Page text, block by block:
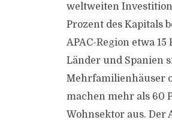
weltweiten
Prozent des Kapitals
APAC-Region etwa
Länder und Spanien
Mehrfamilienhäuser
machen mehr als 60
Wohnsektor aus.